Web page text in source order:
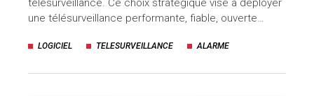
une télésurveillance performante, fiable, ouverte…
LOGICIEL TELESURVEILLANCE ALARME